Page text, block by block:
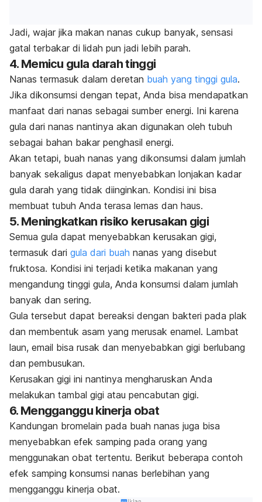
Jadi, wajar jika makan nanas cukup banyak, sensasi
gatal terbakar di lidah pun jadi lebih parah.
4. Memicu gula darah tinggi
Nanas termasuk dalam deretan buah yang tinggi gula.
Jika dikonsumsi dengan tepat, Anda bisa mendapatkan
manfaat dari nanas sebagai sumber energi. Ini karena
gula dari nanas nantinya akan digunakan oleh tubuh
sebagai bahan bakar penghasil energi.
Akan tetapi, buah nanas yang dikonsumsi dalam jumlah
banyak sekaligus dapat menyebabkan lonjakan kadar
gula darah yang tidak diinginkan. Kondisi ini bisa
membuat tubuh Anda terasa lemas dan haus.
5. Meningkatkan risiko kerusakan gigi
Semua gula dapat menyebabkan kerusakan gigi,
termasuk dari gula dari buah nanas yang disebut
fruktosa. Kondisi ini terjadi ketika makanan yang
mengandung tinggi gula, Anda konsumsi dalam jumlah
banyak dan sering.
Gula tersebut dapat bereaksi dengan bakteri pada plak
dan membentuk asam yang merusak enamel. Lambat
laun, email bisa rusak dan menyebabkan gigi berlubang
dan pembusukan.
Kerusakan gigi ini nantinya mengharuskan Anda
melakukan tambal gigi atau pencabutan gigi.
6. Mengganggu kinerja obat
Kandungan bromelain pada buah nanas juga bisa
menyebabkan efek samping pada orang yang
menggunakan obat tertentu. Berikut beberapa contoh
efek samping konsumsi nanas berlebihan yang
mengganggu kinerja obat.